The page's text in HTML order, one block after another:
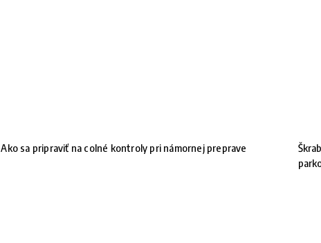
Ako sa pripraviť na colné kontroly pri námornej preprave